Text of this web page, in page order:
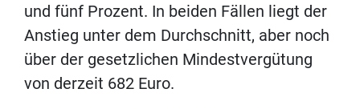
und fünf Prozent. In beiden Fällen liegt der
Anstieg unter dem Durchschnitt, aber noch
über der gesetzlichen Mindestvergütung
von derzeit 682 Euro.